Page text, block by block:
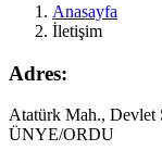
Anasayfa
İletişim
Adres:
Atatürk Mah., Devlet
ÜNYE/ORDU